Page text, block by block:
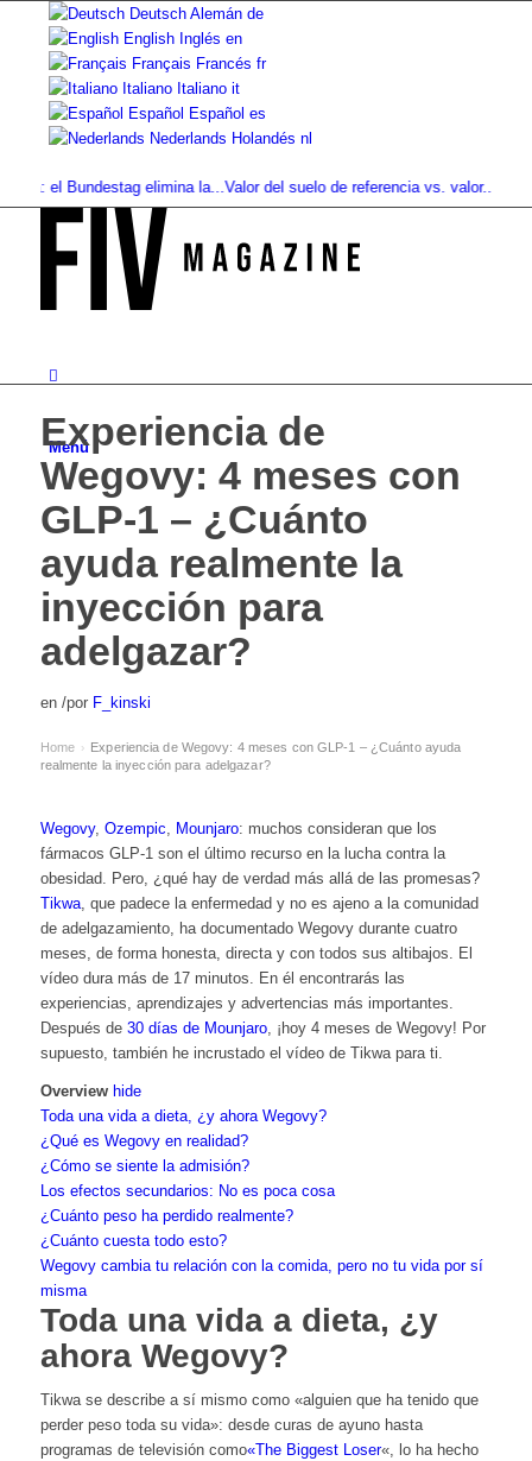
Deutsch Alemán de
English Inglés en
Français Francés fr
Italiano Italiano it
Español Español es
Nederlands Holandés nl
el Bundestag elimina la... Valor del suelo de referencia vs. valor...Infused
Menú
Experiencia de
Wegovy: 4 meses con
GLP-1 – ¿Cuánto
ayuda realmente la
inyección para
adelgazar?
en /por F_kinski
Home › Experiencia de Wegovy: 4 meses con GLP-1 – ¿Cuánto ayuda
realmente la inyección para adelgazar?
Wegovy, Ozempic, Mounjaro: muchos consideran que los
fármacos GLP-1 son el último recurso en la lucha contra la
obesidad. Pero, ¿qué hay de verdad más allá de las promesas?
Tikwa, que padece la enfermedad y no es ajeno a la comunidad
de adelgazamiento, ha documentado Wegovy durante cuatro
meses, de forma honesta, directa y con todos sus altibajos. El
vídeo dura más de 17 minutos. En él encontrarás las
experiencias, aprendizajes y advertencias más importantes.
Después de 30 días de Mounjaro, ¡hoy 4 meses de Wegovy! Por
supuesto, también he incrustado el vídeo de Tikwa para ti.
Overview hide
Toda una vida a dieta, ¿y ahora Wegovy?
¿Qué es Wegovy en realidad?
¿Cómo se siente la admisión?
Los efectos secundarios: No es poca cosa
¿Cuánto peso ha perdido realmente?
¿Cuánto cuesta todo esto?
Wegovy cambia tu relación con la comida, pero no tu vida por sí
misma
Toda una vida a dieta, ¿y
ahora Wegovy?
Tikwa se describe a sí mismo como «alguien que ha tenido que
perder peso toda su vida»: desde curas de ayuno hasta
programas de televisión como«The Biggest Loser«, lo ha hecho